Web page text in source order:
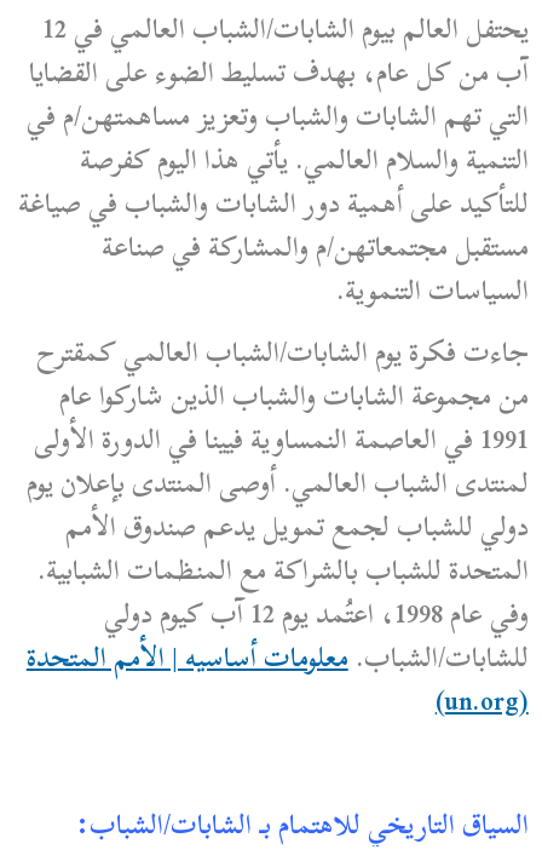
يحتفل العالم بيوم الشابات/الشباب العالمي في 12
آب من كل عام، بهدف تسليط الضوء على القضايا
التي تهم الشابات والشباب وتعزيز مساهمتهن/م في
التنمية والسلام العالمي. يأتي هذا اليوم كفرصة
للتأكيد على أهمية دور الشابات والشباب في صياغة
مستقبل مجتمعاتهن/م والمشاركة في صناعة
السياسات التنموية.
جاءت فكرة يوم الشابات/الشباب العالمي كمقترح
من مجموعة الشابات والشباب الذين شاركوا عام
1991 في العاصمة النمساوية فيينا في الدورة الأولى
لمنتدى الشباب العالمي. أوصى المنتدى بإعلان يوم
دولي للشباب لجمع تمويل يدعم صندوق الأمم
المتحدة للشباب بالشراكة مع المنظمات الشبابية.
وفي عام 1998، اعتُمد يوم 12 آب كيوم دولي
للشابات/الشباب.معلومات أساسيه | الأمم المتحدة
السياق التاريخي للاهتمام بـ الشابات/الشباب: